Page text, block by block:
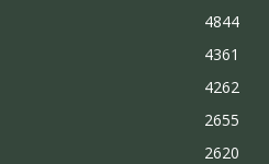
4844
4361
4262
2655
2620